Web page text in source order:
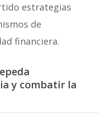
estrategias
de
financiera.
y combatir la